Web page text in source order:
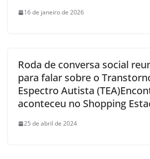
16 de janeiro de 2026
Roda de conversa social
para falar sobre o
Espectro Autista
aconteceu no Shopping
25 de abril de 2024